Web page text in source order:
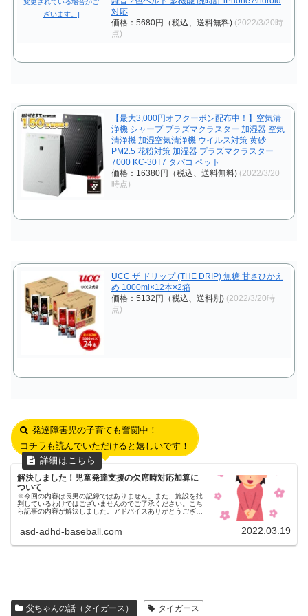
対応
価格：5680円（税込、送料無料) (2022/3/20時
点)
【最大3,000円オフクーポン配布中！】空気清
浄機 シャープ プラズマクラスター 加湿器 空気
清浄機 加湿空気清浄機 ウイルス対策 黄砂
PM2.5 花粉対策 加湿器 プラズマクラスター
7000 KC-30T7 タバコ ペット
価格：16380円（税込、送料無料) (2022/3/20
時点)
UCC ザ ドリップ (THE DRIP) 無糖 甘さひかえ
め 1000ml×12本×2箱
価格：5132円（税込、送料別) (2022/3/20時
点)
発達障害児の子育ても奮闘中！
コチラも読んでいただけると嬉しいです！
解決しました！児童発達支援の欠席時対応加算に
ついて
※今回の内容は長男の記録ではありません。また、施設を批
判しているわけではございませんのでご了承ください。こち
ら記事の内容が解決しました。アドバイスありがとうござい
asd-adhd-baseball.com 2022.03.19
父ちゃんの話（タイガース） タイガース